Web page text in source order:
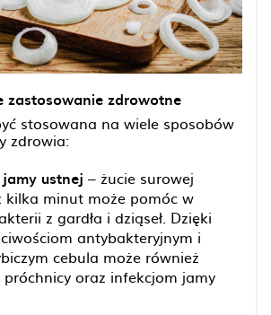
zastosowanie zdrowotne
stosowana na wiele sposobów
zdrowia:
ustnej – żucie surowej
kilka minut może pomóc w
z gardła i dziąseł. Dzięki
antybakteryjnym i
cebula może również
oraz infekcjom jamy